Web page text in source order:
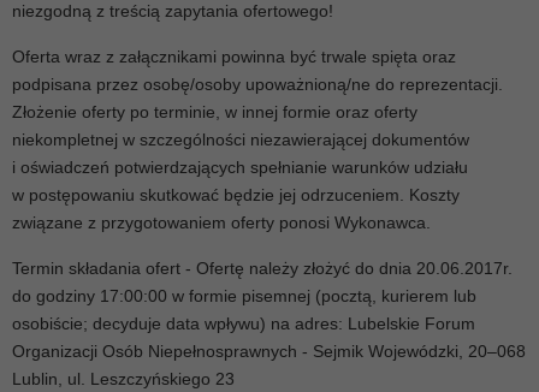
niezgodną z treścią zapytania ofertowego!
Oferta wraz z załącznikami powinna być trwale spięta oraz
podpisana przez osobę/osoby upoważnioną/ne do reprezentacji.
Złożenie oferty po terminie, w innej formie oraz oferty
niekompletnej w szczególności niezawierającej dokumentów
i oświadczeń potwierdzających spełnianie warunków udziału
w postępowaniu skutkować będzie jej odrzuceniem. Koszty
związane z przygotowaniem oferty ponosi Wykonawca.
Termin składania ofert - Ofertę należy złożyć do dnia 20.06.2017r.
do godziny 17:00:00 w formie pisemnej (pocztą, kurierem lub
osobiście; decyduje data wpływu) na adres: Lubelskie Forum
Organizacji Osób Niepełnosprawnych - Sejmik Wojewódzki, 20–068
Lublin, ul. Leszczyńskiego 23